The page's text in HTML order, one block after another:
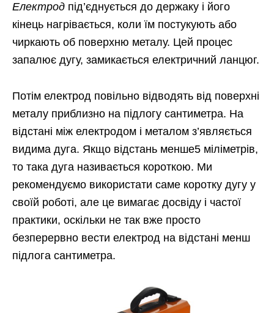
Електрод під’єднується до держаку і його
кінець нагрівається, коли їм постукують або
чиркають об поверхню металу. Цей процес
запалює дугу, замикається електричний ланцюг.
Потім електрод повільно відводять від поверхні
металу приблизно на підлогу сантиметра. На
відстані між електродом і металом з’являється
видима дуга. Якщо відстань менше5 міліметрів,
то така дуга називається короткою. Ми
рекомендуємо використати саме коротку дугу у
своїй роботі, але це вимагає досвіду і частої
практики, оскільки не так вже просто
безперервно вести електрод на відстані менш
підлога сантиметра.